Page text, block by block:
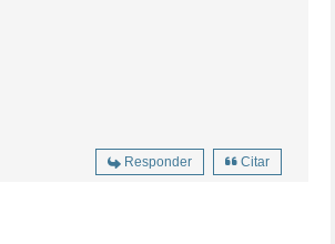
Responder Citar